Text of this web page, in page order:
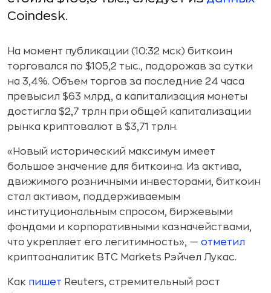
Coindesk.
На момент публикации (10:32 мск) биткоин
торговался по $105,2 тыс., подорожав за сутки
на 3,4%. Объем торгов за последние 24 часа
превысил $63 млрд, а капитализация монеты
достигла $2,7 трлн при общей капитализации
рынка криптовалют в $3,71 трлн.
«Новый исторический максимум имеет
большое значение для биткоина. Из актива,
движимого розничными инвесторами, биткоин
стал активом, поддерживаемым
институциональным спросом, биржевыми
фондами и корпоративными казначействами,
что укрепляет его легитимность», — отметил
криптоаналитик BTC Markets Рэйчел Лукас.
Как пишет Reuters, стремительный рост